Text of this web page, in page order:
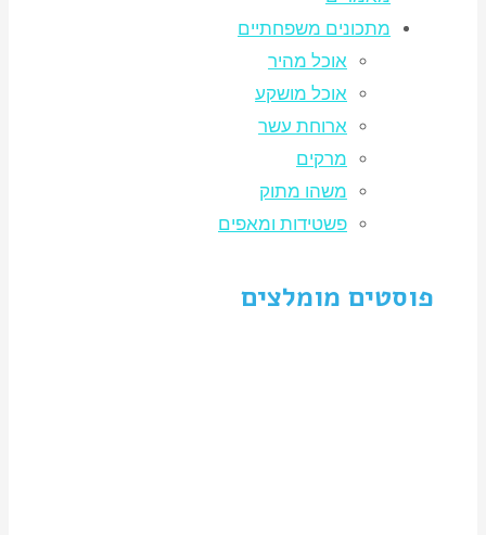
מתכונים משפחתיים
אוכל מהיר
אוכל מושקע
ארוחת עשר
מרקים
משהו מתוק
פשטידות ומאפים
פוסטים מומלצים